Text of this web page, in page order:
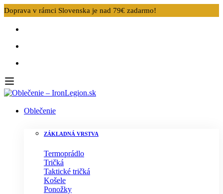
Doprava v rámci Slovenska je nad 79€ zadarmo!
Oblečenie
ZÁKLADNÁ VRSTVA
Termoprádlo
Tričká
Taktické tričká
Košele
Ponožky